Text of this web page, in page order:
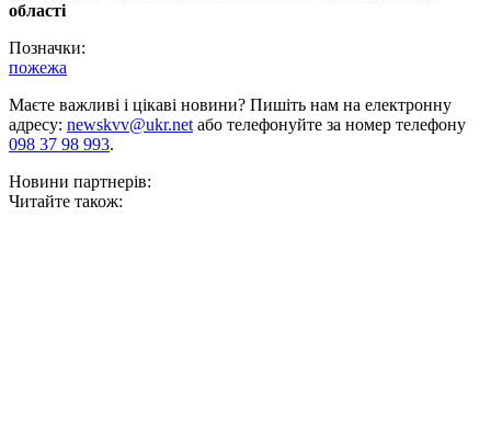
області
Позначки:
пожежа
Маєте важливі і цікаві новини? Пишіть нам на електронну
адресу: newskvv@ukr.netабо телефонуйте за номер телефону
098 37 98 993.
Новини партнерів:
Читайте також: